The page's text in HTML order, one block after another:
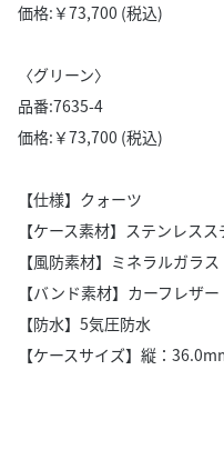
価格:￥73,700 (税込)
〈グリーン〉
品番:7635-4
価格:￥73,700 (税込)
【仕様】クォーツ
【ケース素材】ステンレス
【風防素材】ミネラルガラス
【バンド素材】カーフレザー
【防水】5気圧防水
【ケースサイズ】縦：